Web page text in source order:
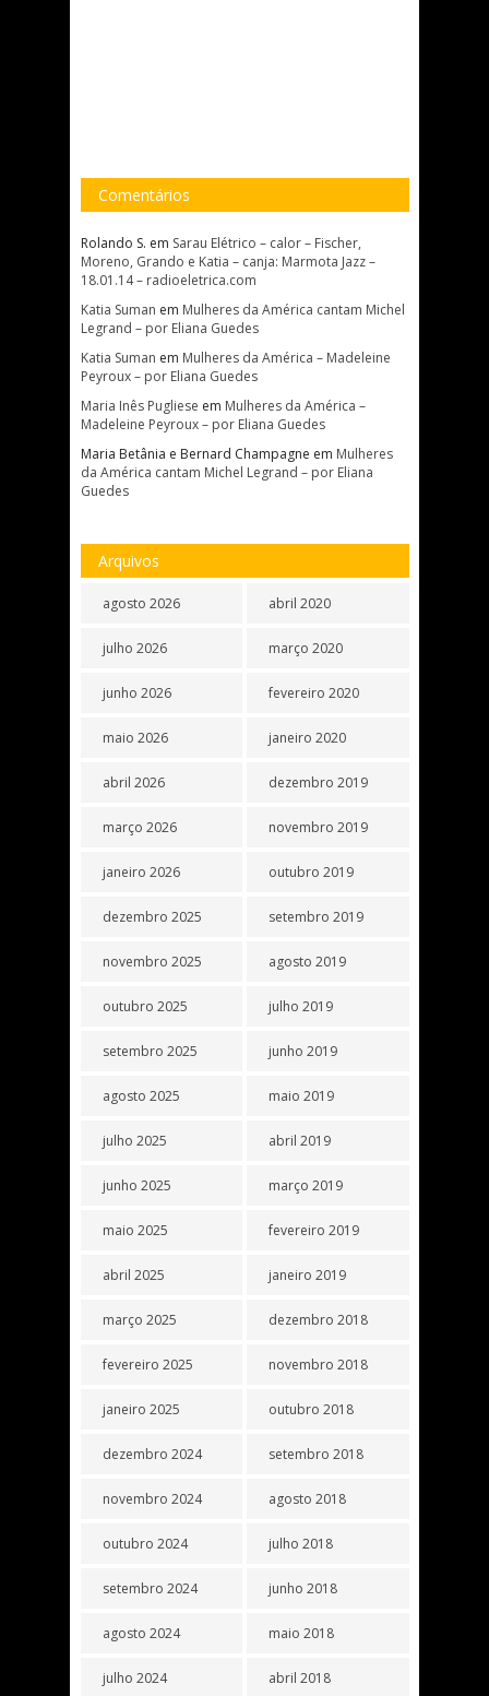
Comentários
Rolando S. em Sarau Elétrico – calor – Fischer,
Moreno, Grando e Katia – canja: Marmota Jazz –
18.01.14 – radioeletrica.com
Katia Suman em Mulheres da América cantam Michel
Legrand – por Eliana Guedes
Katia Suman em Mulheres da América – Madeleine
Peyroux – por Eliana Guedes
Maria Inês Pugliese em Mulheres da América –
Madeleine Peyroux – por Eliana Guedes
Maria Betânia e Bernard Champagne em Mulheres
da América cantam Michel Legrand – por Eliana
Guedes
Arquivos
agosto 2026
julho 2026
junho 2026
maio 2026
abril 2026
março 2026
janeiro 2026
dezembro 2025
novembro 2025
outubro 2025
setembro 2025
agosto 2025
julho 2025
junho 2025
maio 2025
abril 2025
março 2025
fevereiro 2025
janeiro 2025
dezembro 2024
novembro 2024
outubro 2024
setembro 2024
agosto 2024
julho 2024
abril 2020
março 2020
fevereiro 2020
janeiro 2020
dezembro 2019
novembro 2019
outubro 2019
setembro 2019
agosto 2019
julho 2019
junho 2019
maio 2019
abril 2019
março 2019
fevereiro 2019
janeiro 2019
dezembro 2018
novembro 2018
outubro 2018
setembro 2018
agosto 2018
julho 2018
junho 2018
maio 2018
abril 2018